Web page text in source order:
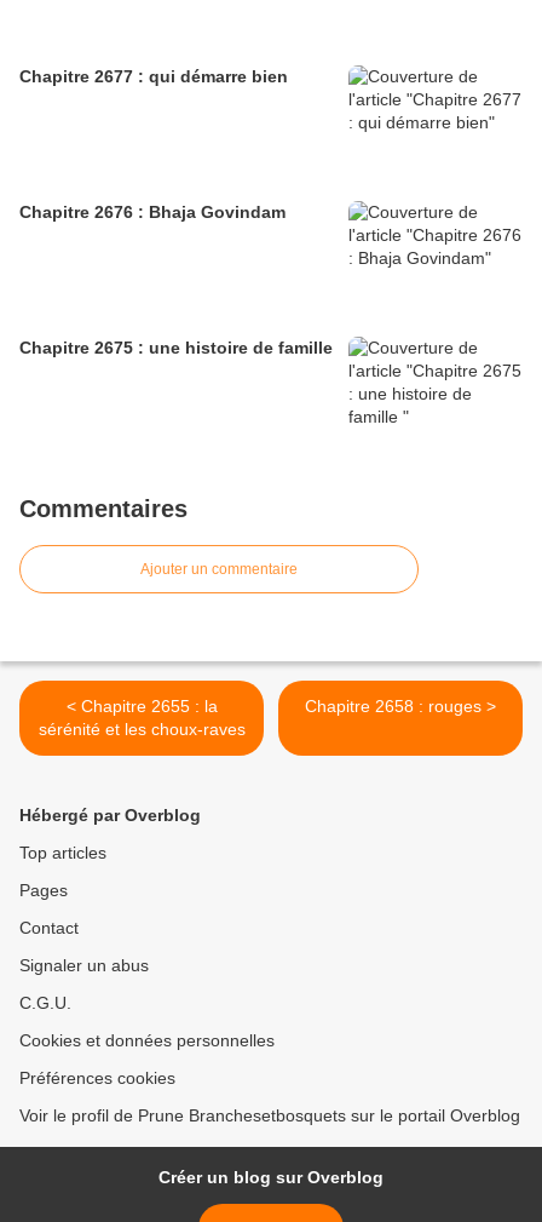
Chapitre 2677 : qui démarre bien
Chapitre 2676 : Bhaja Govindam
Chapitre 2675 : une histoire de famille
Commentaires
Ajouter un commentaire
< Chapitre 2655 : la
sérénité et les choux-raves
Chapitre 2658 : rouges >
Hébergé par Overblog
Top articles
Pages
Contact
Signaler un abus
C.G.U.
Cookies et données personnelles
Préférences cookies
Voir le profil de Prune Branchesetbosquets sur le portail Overblog
Créer un blog sur Overblog